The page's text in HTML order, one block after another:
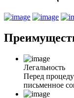
Легальность
Перед
письменное